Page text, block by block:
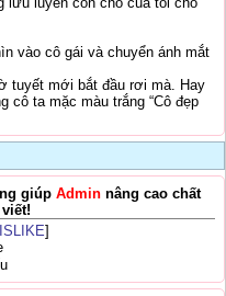
vào cô gái và chuyển ánh mắt
tuyết mới bắt đầu rơi mà. Hay
cô ta mặc màu trắng “Cô đẹp
giúp Admin nâng cao chất
]